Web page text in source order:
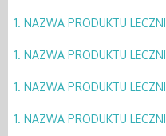
1. NAZWA PRODUKTU
1. NAZWA PRODUKTU
1. NAZWA PRODUKTU
1. NAZWA PRODUKTU